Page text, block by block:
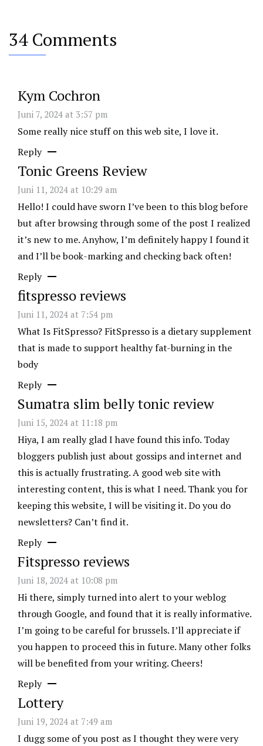
34 Comments
Kym Cochron
Juni 7, 2024 at 3:57 pm
Some really nice stuff on this web site, I love it.
Reply
Tonic Greens Review
Juni 11, 2024 at 10:29 am
Hello! I could have sworn I’ve been to this blog before
but after browsing through some of the post I realized
it’s new to me. Anyhow, I’m definitely happy I found it
and I’ll be book-marking and checking back often!
Reply
fitspresso reviews
Juni 11, 2024 at 7:54 pm
What Is FitSpresso? FitSpresso is a dietary supplement
that is made to support healthy fat-burning in the
body
Reply
Sumatra slim belly tonic review
Juni 15, 2024 at 11:18 pm
Hiya, I am really glad I have found this info. Today
bloggers publish just about gossips and internet and
this is actually frustrating. A good web site with
interesting content, this is what I need. Thank you for
keeping this website, I will be visiting it. Do you do
newsletters? Can’t find it.
Reply
Fitspresso reviews
Juni 18, 2024 at 10:08 pm
Hi there, simply turned into alert to your weblog
through Google, and found that it is really informative.
I’m going to be careful for brussels. I’ll appreciate if
you happen to proceed this in future. Many other folks
will be benefited from your writing. Cheers!
Reply
Lottery
Juni 19, 2024 at 7:49 am
I dugg some of you post as I thought they were very